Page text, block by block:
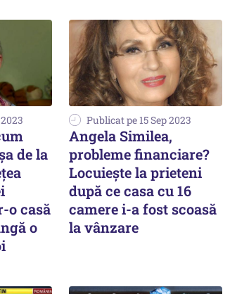
de la
o casă
o
Publicat pe 15 Sep 2023
Angela Similea,
probleme financiare?
Locuiește la prieteni
după ce casa cu 16
camere i-a fost scoasă
la vânzare